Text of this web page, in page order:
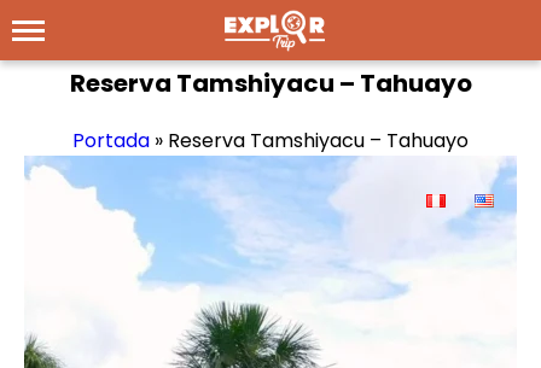
Reserva Tamshiyacu – Tahuayo
Portada » Reserva Tamshiyacu – Tahuayo